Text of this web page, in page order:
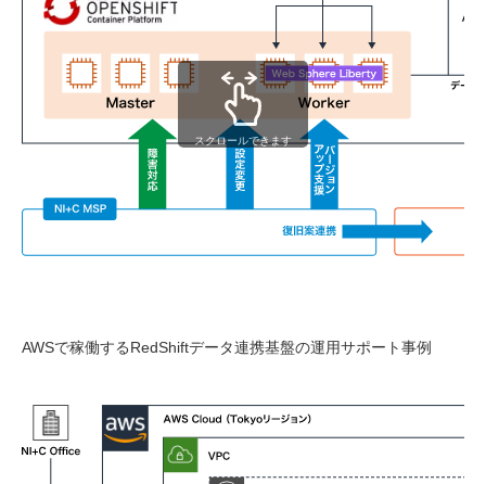
スクロールできます
AWSで稼働するRedShiftデータ連携基盤の運用サポート事例